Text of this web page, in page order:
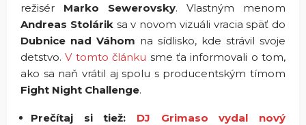
režisér Marko Sewerovsky. Vlastným menom
Andreas Stoláriksa v novom vizuáli vracia späť do
Dubnice nad Váhom na sídlisko, kde strávil svoje
detstvo.V tomto článku sme ťa informovali o tom,
ako sa naň vrátil aj spolu s producentským tímom
Fight Night Challenge.
Prečítaj si tiež: DJ Grimaso vydal nový